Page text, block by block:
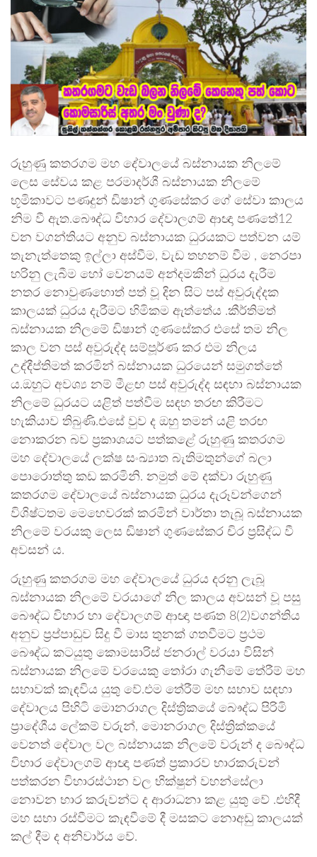
රුහුණු කතරගම මහ දේවාලයේ බස්නායක නිලමේ
ලෙස සේවය කළ පරමාදර්ශී බස්නායක නිලමේ
භූමිකාවට පණදුන් ඩිෂාන් ගුණසේකර ගේ සේවා කාලය
නිම වී ඇත.බෞද්ධ විහාර දේවාලගම් ආඥා පණතේ12
වන වගන්තියට අනුව බස්නායක ධුරයකට පත්වන යම්
තැනැත්තෙකු ඉල්ලා අස්වීම, වැඩ තහනම් වීම , නෙරපා
හරිනු ලැබීම හෝ වෙනයම් අන්දමකින් ධුරය දැරීම
නතර නොවුණහොත් පත් වූ දින සිට පස් අවුරුද්දක
කාලයක් ධුරය දැරීමට හිමිකම ඇත්තේය .කීර්තිමත්
බස්නායක නිලමේ ඩිෂාන් ගුණසේකර එසේ තම නිල
කාල වන පස් අවුරුද්ද සම්පූර්ණ කර එම නිලය
උද්දීප්තිමත් කරමින් බස්නායක ධුරයෙන් සමුගත්තේ
ය.ඔහුට අවශ්‍ය නම් මීළඟ පස් අවුරුද්ද සඳහා බස්නායක
නිලමේ ධුරයට යළිත් පත්වීම සඳහ තරඟ කිරීමට
හැකියාව තිබුණි.එසේ වුව ද ඔහු තමන් යළි තරඟ
නොකරන බව ප්‍රකාශයට පත්කළේ රුහුණු කතරගම
මහ දේවාලයේ ලක්ෂ සංඛ්‍යාත බැතිමතුන්ගේ බලා
පොරොත්තු කඩ කරමිනි. නමුත් මේ දක්වා රුහුණු
කතරගම දේවාලයේ බස්නායක ධුරය දැරූවන්ගෙන්
විශිෂ්ටතම මෙහෙවරක් කරමින් වාර්තා තැබූ බස්නායක
නිලමේ වරයකු ලෙස ඩිෂාන් ගුණසේකර චිර ප්‍රසිද්ධ වී
අවසන් ය.
රුහුණු කතරගම මහ දේවාලයේ ධුරය දරනු ලැබූ
බස්නායක නිලමේ වරයාගේ නිල කාලය අවසන් වූ පසු
බෞද්ධ විහාර හා දේවාලගම් ආඥා පණත 8(2)වගන්තිය
අනුව ප්‍රප්පාඩුව සිදු වී මාස තුනක් ගතවීමට ප්‍රථම
බෞද්ධ කටයුතු කොමසාරිස් ජනරාල් වරයා විසින්
බස්නායක නිලමේ වරයෙකු තෝරා ගැනීමේ තේරීම් මහ
සභාවක් කැඳවිය යුතු වේ.එම තේරීම් මහ සභාව සඳහා
දේවාලය පිහිටි මොනරාගල දිස්ත්‍රිකයේ බෞද්ධ පිරිමි
ප්‍රාදේශීය ලේකම් වරුන්, මොනරාගල දිස්ත්‍රික්කයේ
වෙනත් දේවාල වල බස්නායක නිලමේ වරුන් ද බෞද්ධ
විහාර දේවාලගම් ආඥා පණත් ප්‍රකාරව භාරකරුවන්
පත්කරන විහාරස්ථාන වල භික්ෂුන් වහන්සේලා
නොවන භාර කරුවන්ට ද ආරාධනා කළ යුතු වේ .එහිදී
මහ සභා රස්වීමට කැඳවීමේ දී මසකට නොඅඩු කාලයක්
කල් දීම ද අනිවාර්ය වේ.